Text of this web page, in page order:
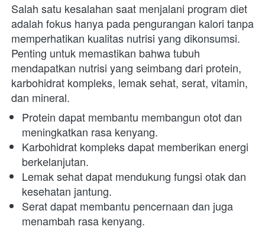
Salah satu kesalahan saat menjalani program diet
adalah fokus hanya pada pengurangan kalori tanpa
memperhatikan kualitas nutrisi yang dikonsumsi.
Penting untuk memastikan bahwa tubuh
mendapatkan nutrisi yang seimbang dari protein,
karbohidrat kompleks, lemak sehat, serat, vitamin,
dan mineral.
Protein dapat membantu membangun otot dan
meningkatkan rasa kenyang.
Karbohidrat kompleks dapat memberikan energi
berkelanjutan.
Lemak sehat dapat mendukung fungsi otak dan
kesehatan jantung.
Serat dapat membantu pencernaan dan juga
menambah rasa kenyang.